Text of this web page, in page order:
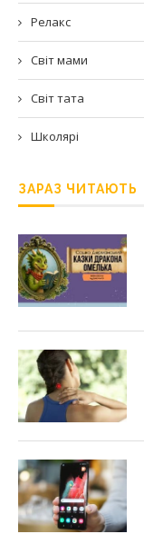
Релакс
Світ мами
Світ тата
Школярі
ЗАРАЗ ЧИТАЮТЬ